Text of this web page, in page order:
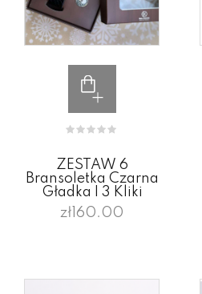
ZESTAW 6
Bransoletka Czarna
Gładka I 3 Kliki
zł160.00